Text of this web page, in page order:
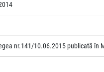
nr.141/10.06.2015 publicatã în